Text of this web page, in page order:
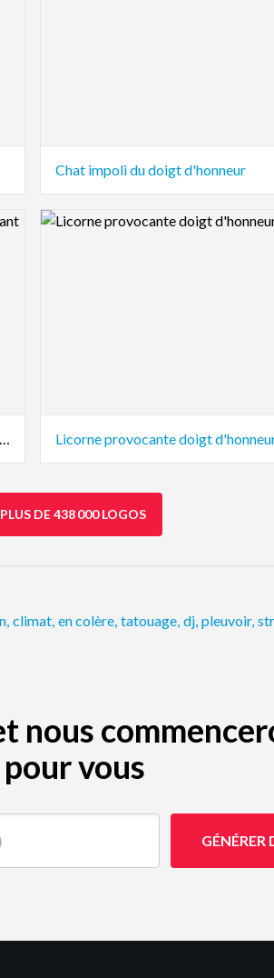
Chat impoli du doigt d'honneur
Doigt d'honneur de fantôme effrayant
Logo Preview Image
Licorne provocante doigt
DE 438 000 LOGOS
, climat, en colère, tatouage, dj, pleuvoir,
nous
vous
GÉNÉRER